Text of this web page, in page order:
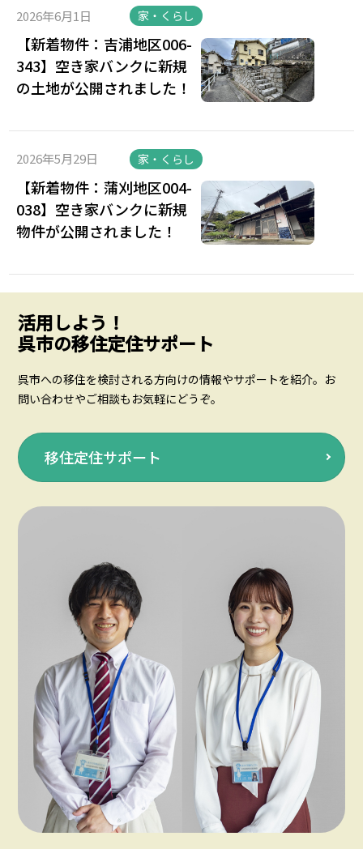
2026年6月1日 家・くらし
【新着物件：吉浦地区006-
343】空き家バンクに新規
の土地が公開されました！
2026年5月29日 家・くらし
【新着物件：蒲刈地区004-
038】空き家バンクに新規
物件が公開されました！
活用しよう！
呉市の移住定住サポート
呉市への移住を検討される方向けの情報やサポートを紹介。お
問い合わせやご相談もお気軽にどうぞ。
移住定住サポート